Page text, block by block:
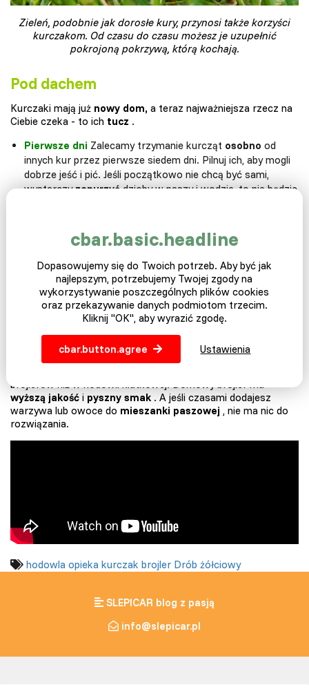
Zieleń, podobnie jak dorosłe kury, przynosi także korzyści
kurczakom. Od czasu do czasu możesz je uzupełnić
pokrojoną pokrzywą, którą kochają.
Pod dachem
Kurczaki mają już nowy dom, a teraz najważniejsza rzecz na
Ciebie czeka - to ich tucz .
Pierwsze dni Zalecamy trzymanie kurcząt osobno od
innych kur przez pierwsze siedem dni. Pilnuj ich, aby mogli
dobrze jeść i pić. Jeśli początkowo nie chcą być sami,
wystarczyzanurzyćdzioby w paszy i wodzie, to nie będzie
białe pióra,
a teraz nadszedł czas, aby włączyć je
do innych kurna wybiegu. Brojlery rosną bardzo szybko,
a ci, którzy nie wierzą w hodowlę. Zjadają 2 kg paszy na
każdy kilogram przyrostu. Więc karm, karm i karm
ponownie.
Piąty tydzieńMinęło około 40 dni i brojler jest gotowy.
Jednak w zależności od ichwagi, która powinna
zaatakować dwufuntową linię, może to zrobić na talerzu.
trawiasty wybieg
, gdzie kurczak zbiera
brojlerów niż w hodowli klatkowej. Domowy brojler ma
wyższą jakość i pyszny smak . A jeśli czasami dodajesz
warzywa lub owoce do mieszanki paszowej , nie ma nic do
rozwiązania.
hodowla opieka kurczak brojler Drób żółciowy
SLEPICAR blog z pasją
info@slepicar.pl
cbar.basic.headline
Dopasowujemy się do Twoich potrzeb. Aby być jak
najlepszym, potrzebujemy Twojej zgody na
wykorzystywanie poszczególnych plików cookies
oraz przekazywanie danych podmiotom trzecim.
Kliknij "OK", aby wyrazić zgodę.
cbar.button.agree Ustawienia